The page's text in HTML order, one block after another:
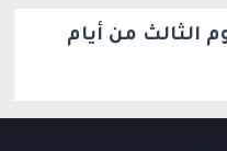
الثالث من أيام